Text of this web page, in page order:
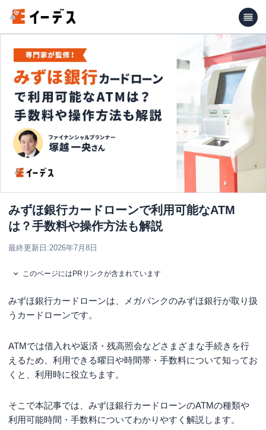
みずほ銀行カードローンで利用可能なATM
は？手数料や操作方法も解説
最終更新日:2026年7月8日
このページにはPRリンクが含まれています
みずほ銀行カードローンは、メガバンクのみずほ銀行が取り扱
うカードローンです。
ATMでは借入れや返済・残高照会などさまざまな手続きを行
えるため、利用できる曜日や時間帯・手数料について知ってお
くと、利用時に役立ちます。
そこで本記事では、みずほ銀行カードローンのATMの種類や
利用可能時間・手数料についてわかりやすく解説します。